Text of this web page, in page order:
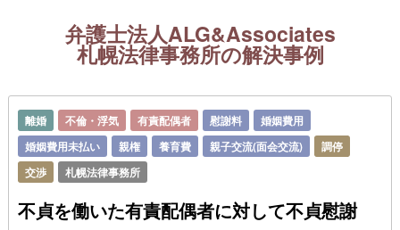
弁護士法人ALG&Associates
札幌法律事務所の解決事例
離婚 不倫・浮気 有責配偶者 慰謝料
婚姻費用
婚姻費用未払い
親権 養育費 親子交流(面会交流)
調停
交渉
札幌法律事務所
不貞を働いた有責配偶者に対して不貞慰謝